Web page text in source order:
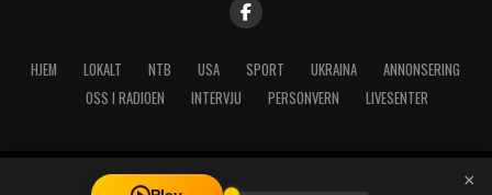
HJEM LOKALT NTB USA SPORT UKRAINA
ANNONSERING
OSS I RADIOEN
INTERVJU PERSONVERN LIVESENTER
Copyright © 2026 A-Media AS | Radio Haugaland - Haraldsgata 114,
×